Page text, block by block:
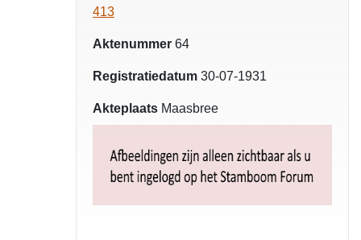
413
Aktenummer 64
Registratiedatum 30-07-1931
Akteplaats Maasbree